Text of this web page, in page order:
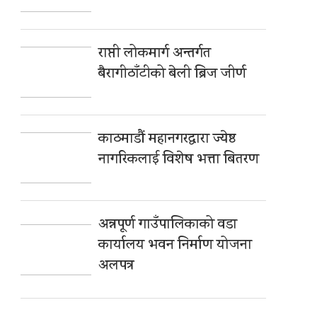
राप्ती लोकमार्ग अन्तर्गत
बैरागीठाँटीको बेली ब्रिज जीर्ण
काठमाडौं महानगरद्वारा ज्येष्ठ
नागरिकलाई विशेष भत्ता बितरण
अन्नपूर्ण गाउँपालिकाको वडा
कार्यालय भवन निर्माण योजना
अलपत्र